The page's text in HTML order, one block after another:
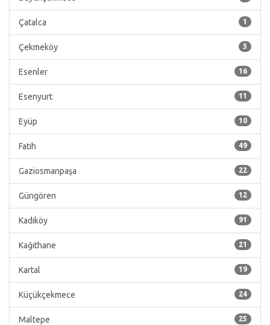
1
Çatalca
3
Çekmeköy
16
Esenler
11
Esenyurt
10
Eyüp
49
Fatih
22
Gaziosmanpaşa
12
Güngören
91
Kadıköy
21
Kağıthane
19
Kartal
24
Küçükçekmece
25
Maltepe